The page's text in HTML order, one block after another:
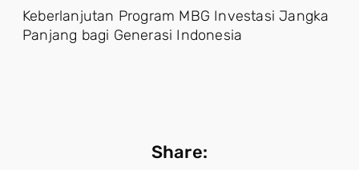
Keberlanjutan Program MBG Investasi Jangka
Panjang bagi Generasi Indonesia
Share: